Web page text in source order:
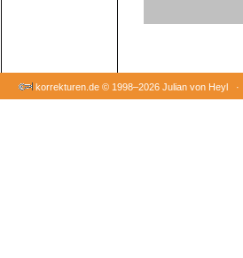
korrekturen.de © 1998–2026 Julian von Heyl ·